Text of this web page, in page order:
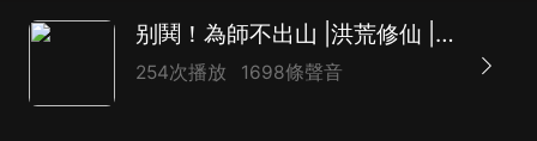
别鬨！為師不出山 |洪荒修仙 | 爆笑腦補
254次播放 1698條聲音